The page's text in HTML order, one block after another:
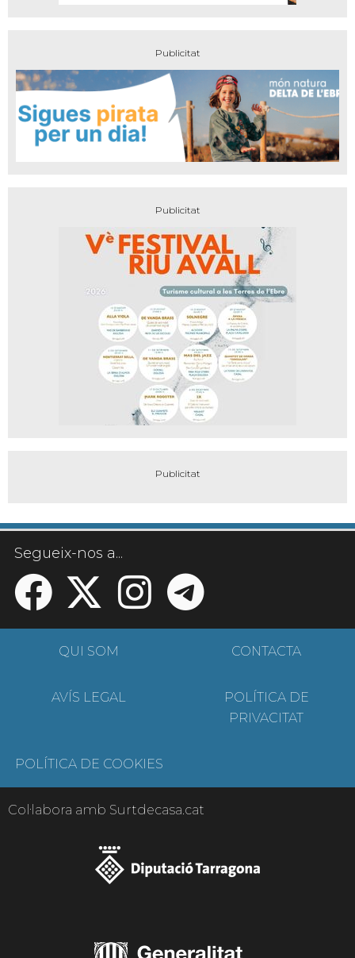
Segueix-nos a...
QUI SOM CONTACTA
AVÍS LEGAL
POLÍTICA DE
PRIVACITAT
POLÍTICA DE COOKIES
Col·labora amb Surtdecasa.cat